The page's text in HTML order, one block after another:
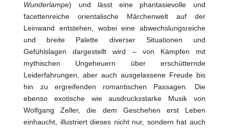
Wunderlampe) und lässt eine phantasievolle und
facettenreiche orientalische Märchenwelt auf der
Leinwand entstehen, wobei eine abwechslungsreiche
und breite Palette diverser Situationen und
Gefühlslagen dargestellt wird – von Kämpfen mit
mythischen Ungeheuern über erschütternde
Leiderfahrungen, aber auch ausgelassene Freude bis
hin zu ergreifenden romantischen Passagen. Die
ebenso exotische wie ausdrucksstarke Musik von
Wolfgang Zeller, die dem Geschehen erst Leben
einhaucht, illustriert dieses nicht nur, sondern hat auch